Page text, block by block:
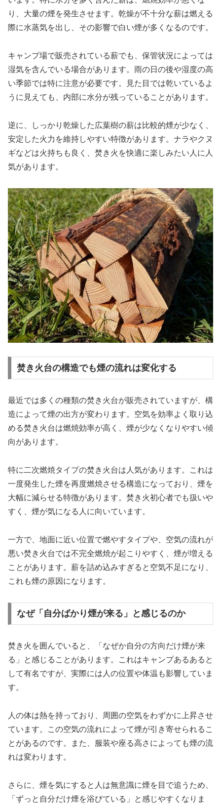
り、大量の煙を発生させます。乾燥が不十分な薪は燃える
際に水蒸気を出し、その影響で白い煙が多くなるのです。
キャンプ場で販売されている薪でも、保管状況によっては
湿気を含んでいる場合があります。雨の日の後や湿度の高
い季節では特に注意が必要です。見た目では乾いているよ
うに見えても、内部に水分が残っていることがあります。
逆に、しっかり乾燥した広葉樹の薪は比較的煙が少なく、
安定した火力を維持しやすい特徴があります。ナラやクヌ
ギなどは火持ちも良く、焚き火を快適に楽しみたい人に人
気があります。
焚き火台の構造でも煙の流れは変化する
最近では多くの種類の焚き火台が販売されていますが、構
造によって煙の出方が変わります。空気を効率よく取り込
める焚き火台は燃焼効率が高く、煙が少なくなりやすい傾
向があります。
特に二次燃焼タイプの焚き火台は人気があります。これは
一度発生した煙を再度燃焼させる構造になっており、煙を
大幅に減らせる特徴があります。焚き火初心者でも扱いや
すく、煙が気になる人に向いています。
一方で、地面に近い位置で燃やすタイプや、空気の流れが
悪い焚き火台では不完全燃焼が起こりやすく、煙が増える
ことがあります。薪を詰め込みすぎると空気不足になり、
これも煙の原因になります。
なぜ「自分ばかり煙が来る」と感じるのか
焚き火を囲んでいると、「なぜか自分の方向だけ煙が来
る」と感じることがあります。これはキャンプあるあると
して有名ですが、実際には人の位置や体温も影響していま
す。
人の体は熱を持っており、周囲の空気をわずかに上昇させ
ています。この空気の流れによって煙が引き寄せられるこ
とがあるのです。また、服装や座る高さによっても煙の流
れは変わります。
さらに、煙を気にすると人は無意識に煙を目で追うため、
「ずっと自分だけ煙を浴びている」と感じやすくなりま